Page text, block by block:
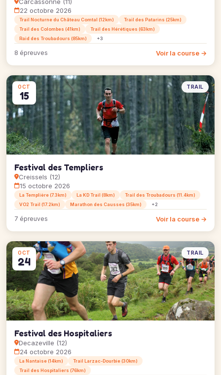
22 octobre 2026
Trail Nocturne du Château Comtal (12km)
Trail des Patarins (25km)
Trail des Colombes (41km)
Trail des Hérétiques (63km)
Raid des Troubadours (85km)
+3
8 épreuves Voir la course →
OCT
15
TRAIL
Festival des Templiers
Creissels (12)
15 octobre 2026
La Templière (7.3km) La KD Trail (8km)
Trail des Troubadours (11.4km)
VO2 Trail (17.2km)
Marathon des Causses (35km) +2
7 épreuves Voir la course →
OCT
24
TRAIL
Festival des Hospitaliers
Decazeville (12)
24 octobre 2026
La Nantaise (14km)
Trail Larzac-Dourbie (30km)
Trail des Hospitaliers (76km)